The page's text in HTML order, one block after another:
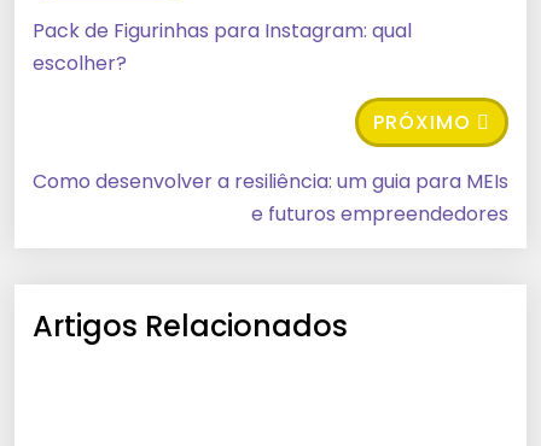
Pack de Figurinhas para Instagram: qual
escolher?
PRÓXIMO
Como desenvolver a resiliência: um guia para MEIs
e futuros empreendedores
Artigos Relacionados